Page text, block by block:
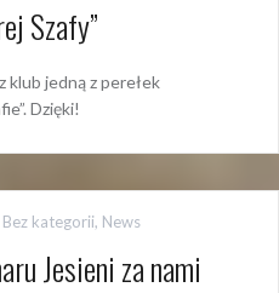
Szafy”
klub jedną z perełek
Dzięki!
Bez kategorii, News
Jesieni za nami